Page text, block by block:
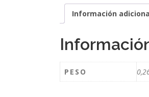
Información
PESO